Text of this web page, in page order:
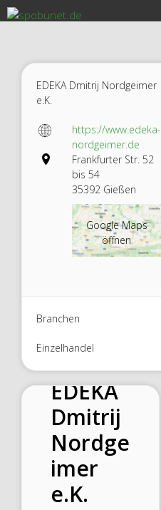
Zum
Inhalt
EDEKA Dmitrij Nordgeimer
e.K.
https://www.edeka-
nordgeimer.de
Frankfurter Str. 52
bis 54
35392 Gießen
Google Maps
öffnen
Branchen
Einzelhandel
EDEKA
Dmitrij
Nordge
imer
e.K.